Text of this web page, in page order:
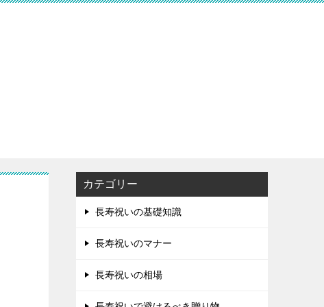
カテゴリー
長寿祝いの基礎知識
長寿祝いのマナー
長寿祝いの相場